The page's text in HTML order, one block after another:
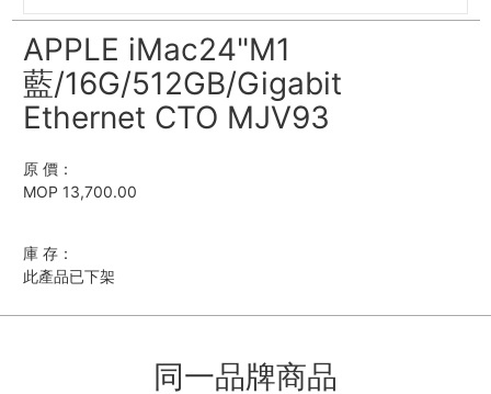
APPLE iMac24"M1
藍/16G/512GB/Gigabit
Ethernet CTO MJV93
原 價：
MOP 13,700.00
庫 存：
此產品已下架
同一品牌商品